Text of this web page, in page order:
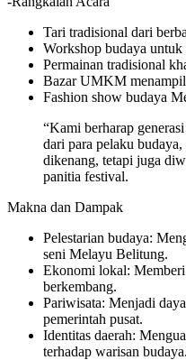
Tari tradisional dari
Workshop budaya untuk
Permainan tradisional
Bazar UMKM
Fashion show budaya
“Kami berharap
dari para pelaku
dikenang, tetapi juga
panitia festival.
Makna dan Dampak
Pelestarian budaya:
seni Melayu Belitung.
Ekonomi lokal:
berkembang.
Pariwisata: Menjadi
pemerintah pusat.
Identitas daerah:
terhadap warisan budaya.